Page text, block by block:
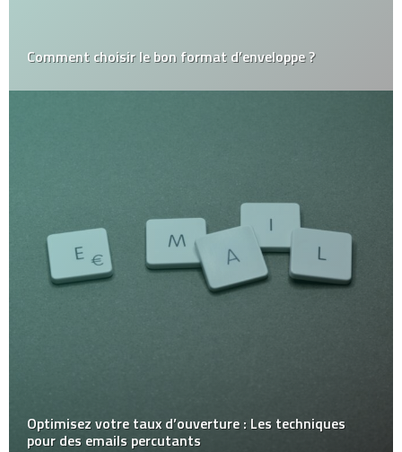
Comment choisir le bon format d’enveloppe ?
Optimisez votre taux d’ouverture : Les techniques
pour des emails percutants